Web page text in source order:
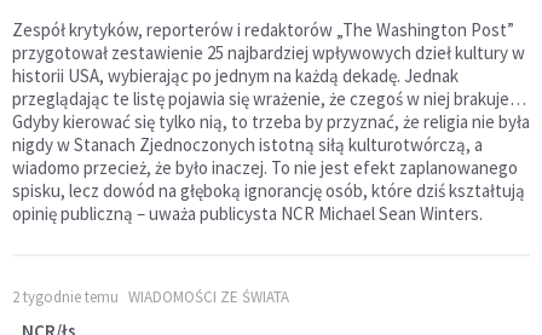
Zespół krytyków, reporterów i redaktorów „The Washington Post”
przygotował zestawienie 25 najbardziej wpływowych dzieł kultury w
historii USA, wybierając po jednym na każdą dekadę. Jednak
przeglądając te listę pojawia się wrażenie, że czegoś w niej brakuje…
Gdyby kierować się tylko nią, to trzeba by przyznać, że religia nie była
nigdy w Stanach Zjednoczonych istotną siłą kulturotwórczą, a
wiadomo przecież, że było inaczej. To nie jest efekt zaplanowanego
spisku, lecz dowód na głęboką ignorancję osób, które dziś kształtują
opinię publiczną – uważa publicysta NCR Michael Sean Winters.
2 tygodnie temu WIADOMOŚCI ZE ŚWIATA